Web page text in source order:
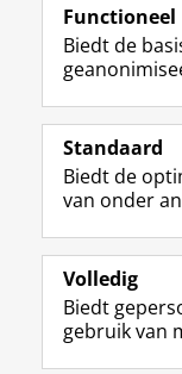
Volg
Studiekiezers
Alumni
Over ons
Functioneel
Biedt de
Standaard
Biedt de
van onder
Volledig
Biedt
gebruik van